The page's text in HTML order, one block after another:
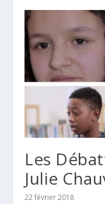
Les
Julie
22 février 2018